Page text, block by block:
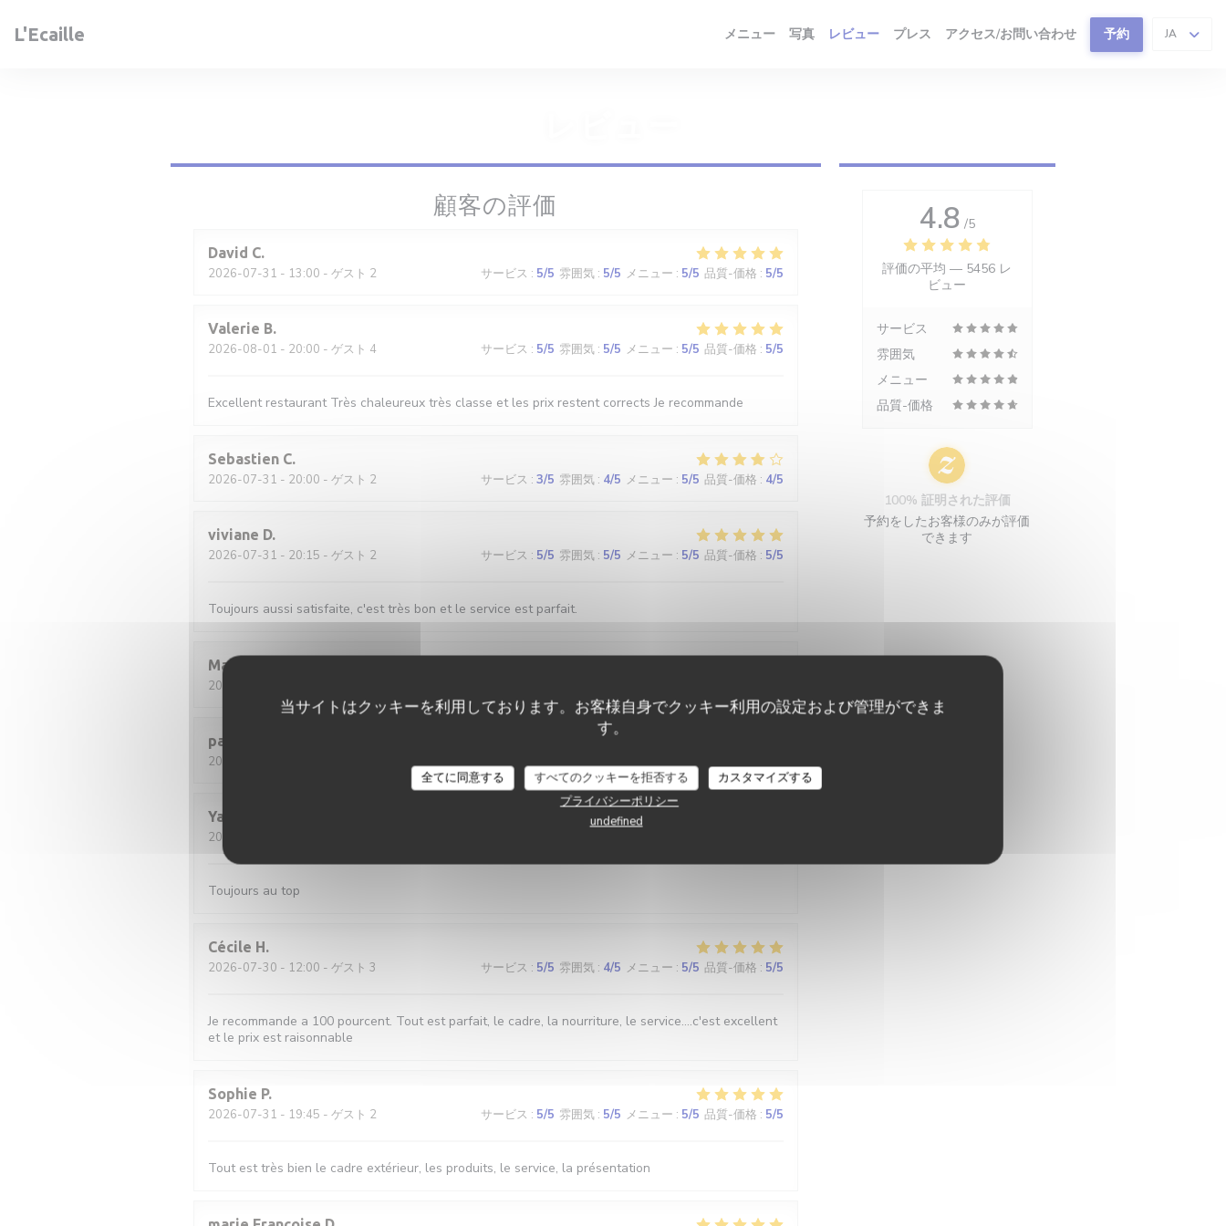
当サイトはクッキーを利用しております。お客様自身でクッキー利用の設定および管理ができま
す。
全てに同意する すべてのクッキーを拒否する
カスタマイズする
プライバシーポリシー
undefined
L'Ecaille メニュー 写真 レビュー プレス アクセス/お問い合わせ 予約 JA
顧客の評価
David C
2026-07-31 - 13:00 - ゲスト 2 サービス : 5/5 雰囲気: 5/5 メニュー : 5/5 品質-価格 : 5/5
Valerie B
2026-08-01 - 20:00 - ゲスト 4 サービス : 5/5 雰囲気: 5/5 メニュー : 5/5 品質-価格 : 5/5
Excellent restaurant Très chaleureux très classe et les prix restent corrects Je recommande
Sebastien C
2026-07-31 - 20:00 - ゲスト 2 サービス : 3/5 雰囲気: 4/5 メニュー : 5/5 品質-価格 : 4/5
viviane D
2026-07-31 - 20:15 - ゲスト 2 サービス : 5/5 雰囲気: 5/5 メニュー : 5/5 品質-価格 : 5/5
Toujours aussi satisfaite, c'est très bon et le service est parfait.
Martine
2026-08-02
pascal
2026-07-30
サービス:5/5 雰囲気:4/5 メニュー:5/5
Yann
2026-08-01
Toujours au top
Cécile H
2026-07-30 - 12:00 - ゲスト 3 サービス : 5/5 雰囲気: 4/5 メニュー : 5/5 品質-価格 : 5/5
Je recommande a 100 pourcent. Tout est parfait, le cadre, la nourriture, le service....c'est excellent
et le prix est raisonnable
Sophie P
2026-07-31 - 19:45 - ゲスト 2 サービス : 5/5 雰囲気: 5/5 メニュー : 5/5 品質-価格 : 5/5
Tout est très bien le cadre extérieur, les produits, le service, la présentation
4.8 /5
評価の平均 — 5456 レ
ビュー
サービス
雰囲気
メニュー
品質-価格
100% 証明された評価
予約をしたお客様のみが評価
できます